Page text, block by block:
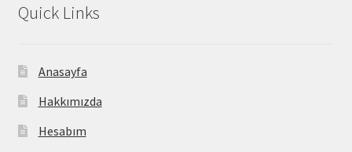
Quick Links
Anasayfa
Hakkımızda
Hesabım